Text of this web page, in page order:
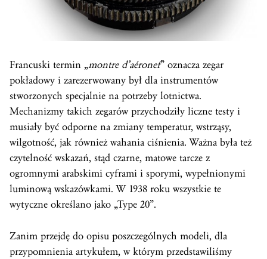
Francuski termin „montre d’aéronef” oznacza zegar
pokładowy i zarezerwowany był dla instrumentów
stworzonych specjalnie na potrzeby lotnictwa.
Mechanizmy takich zegarów przychodziły liczne testy i
musiały być odporne na zmiany temperatur, wstrząsy,
wilgotność, jak również wahania ciśnienia. Ważna była też
czytelność wskazań, stąd czarne, matowe tarcze z
ogromnymi arabskimi cyframi i sporymi, wypełnionymi
luminową wskazówkami. W 1938 roku wszystkie te
wytyczne określano jako „Type 20”.
Zanim przejdę do opisu poszczególnych modeli, dla
przypomnienia artykułem, w którym przedstawiliśmy